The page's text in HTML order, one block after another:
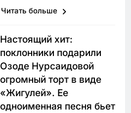
Читать больше
Настоящий хит:
поклонники подарили
Озоде Нурсаидовой
огромный торт в виде
«Жигулей». Ее
одноименная песня бьет